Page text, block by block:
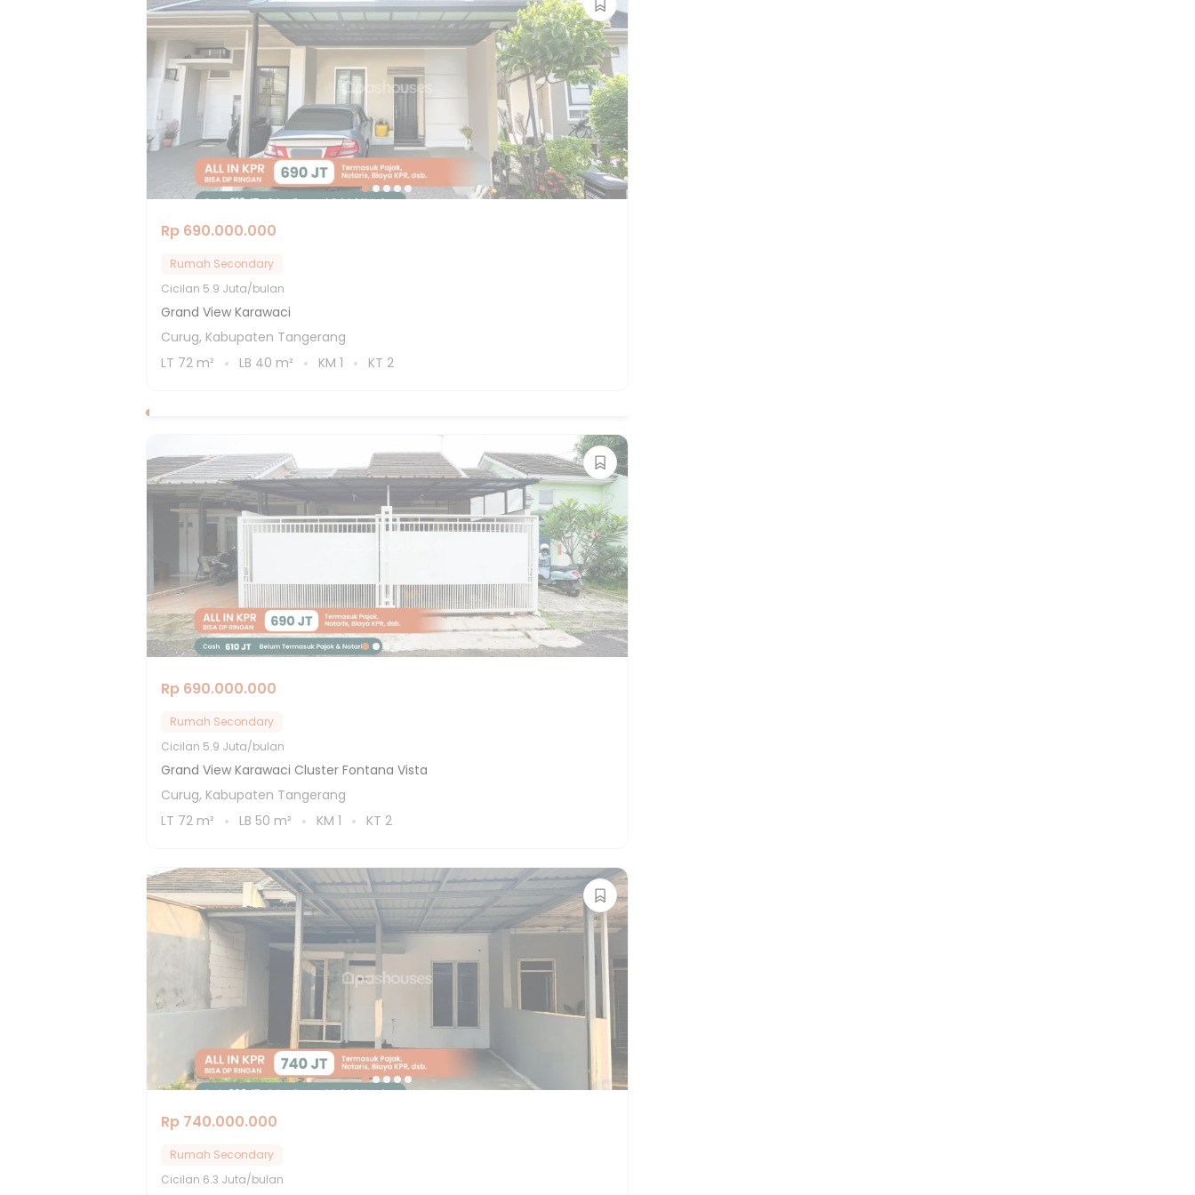
Rp 690.000.000
Rumah Secondary
Cicilan 5.9 Juta/bulan
Grand View Karawaci
Curug, Kabupaten Tangerang
LT 72 m² LB 40 m² KM 1 KT 2
Rp 690.000.000
Rumah Secondary
Cicilan 5.9 Juta/bulan
Grand View Karawaci Cluster Fontana Vista
Curug, Kabupaten Tangerang
LT 72 m² LB 50 m² KM 1 KT 2
Rp 740.000.000
Rumah Secondary
Cicilan 6.3 Juta/bulan